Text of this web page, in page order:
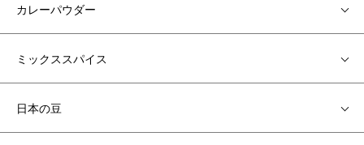
カレーパウダー
ミックススパイス
日本の豆